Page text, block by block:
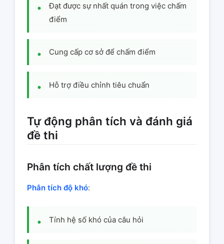
Đạt được sự nhất quán trong việc chấm
điểm
Cung cấp cơ sở để chấm điểm
Hỗ trợ điều chỉnh tiêu chuẩn
Tự động phân tích và đánh giá
đề thi
Phân tích chất lượng đề thi
Phân tích độ khó:
Tính hệ số khó của câu hỏi